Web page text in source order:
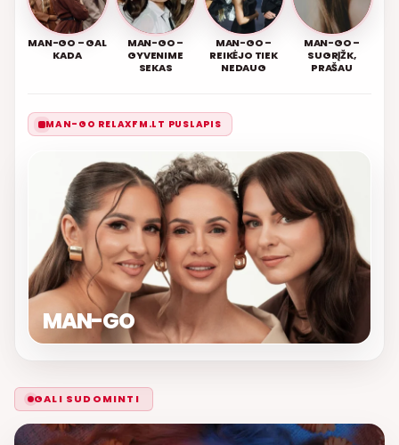
MAN-GO – GAL
KADA
MAN-GO –
GYVENIME
SEKAS
MAN-GO –
REIKĖJO TIEK
NEDAUG
MAN-GO –
SUGRĮŽK,
PRAŠAU
MAN-GO RELAXFM.LT PUSLAPIS
MAN-GO
GALI SUDOMINTI